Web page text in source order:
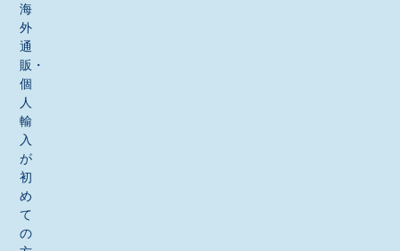
海
外
通
販・
個
人
輸
入
が
初
め
て
の